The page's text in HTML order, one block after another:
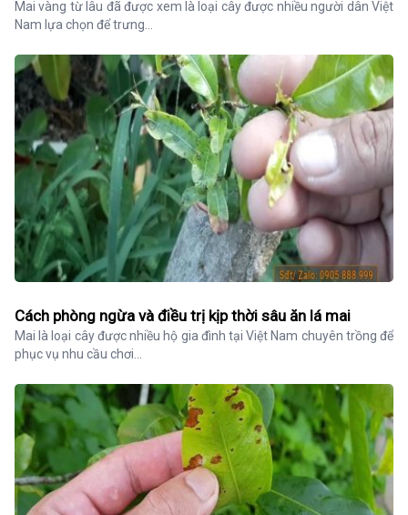
Mai vàng từ lâu đã được xem là loại cây được nhiều người dân Việt
Nam lựa chọn để trưng...
Cách phòng ngừa và điều trị kịp thời sâu ăn lá mai
Mai là loại cây được nhiều hộ gia đình tại Việt Nam chuyên trồng để
phục vụ nhu cầu chơi...